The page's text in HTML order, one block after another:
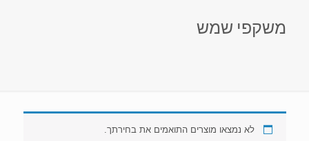
משקפי שמש
לא נמצאו מוצרים התואמים את בחירתך.